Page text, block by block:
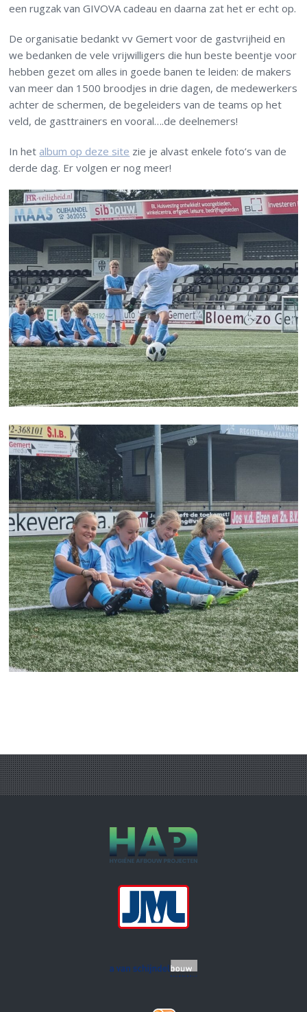
een rugzak van GIVOVA cadeau en daarna zat het er echt op.
De organisatie bedankt vv Gemert voor de gastvrijheid en
we bedanken de vele vrijwilligers die hun beste beentje voor
hebben gezet om alles in goede banen te leiden: de makers
van meer dan 1500 broodjes in drie dagen, de medewerkers
achter de schermen, de begeleiders van de teams op het
veld, de gasttrainers en vooral….de deelnemers!
In het album op deze site zie je alvast enkele foto’s van de
derde dag. Er volgen er nog meer!